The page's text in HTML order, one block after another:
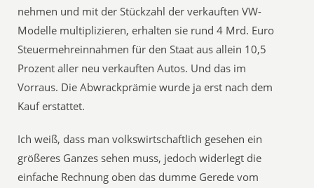
nehmen und mit der Stückzahl der verkauften VW-
Modelle multiplizieren, erhalten sie rund 4 Mrd. Euro
Steuermehreinnahmen für den Staat aus allein 10,5
Prozent aller neu verkauften Autos. Und das im
Vorraus. Die Abwrackprämie wurde ja erst nach dem
Kauf erstattet.
Ich weiß, dass man volkswirtschaftlich gesehen ein
größeres Ganzes sehen muss, jedoch widerlegt die
einfache Rechnung oben das dumme Gerede vom